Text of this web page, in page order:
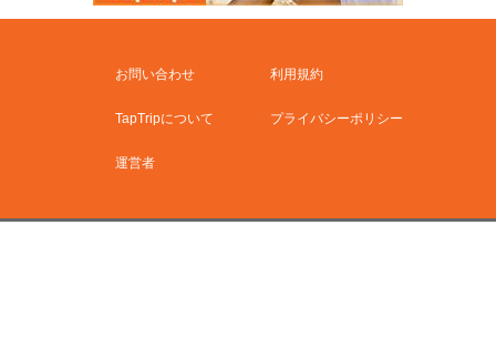
お問い合わせ 利用規約
TapTripについて プライバシーポリシー
運営者